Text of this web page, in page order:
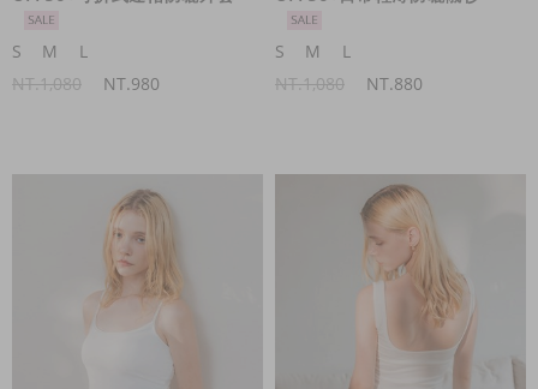
S M
L
NT.1,080
NT.980
S M
L
NT.1,080
NT.880